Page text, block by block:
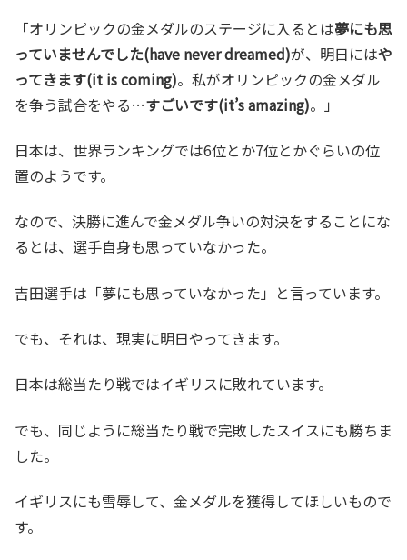
「オリンピックの金メダルのステージに入るとは夢にも思
っていませんでした(have never dreamed)が、明日にはや
ってきます(it is coming)。私がオリンピックの金メダル
を争う試合をやる…すごいです(it’s amazing)。」
日本は、世界ランキングでは6位とか7位とかぐらいの位
置のようです。
なので、決勝に進んで金メダル争いの対決をすることにな
るとは、選手自身も思っていなかった。
吉田選手は「夢にも思っていなかった」と言っています。
でも、それは、現実に明日やってきます。
日本は総当たり戦ではイギリスに敗れています。
でも、同じように総当たり戦で完敗したスイスにも勝ちま
した。
イギリスにも雪辱して、金メダルを獲得してほしいもので
す。